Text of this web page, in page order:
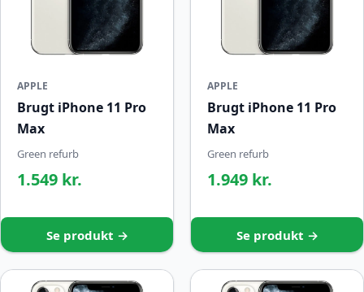
APPLE
Brugt iPhone 11 Pro
Max
Green refurb
1.549 kr.
Se produkt →
APPLE
Brugt iPhone 11 Pro
Max
Green refurb
1.949 kr.
Se produkt →